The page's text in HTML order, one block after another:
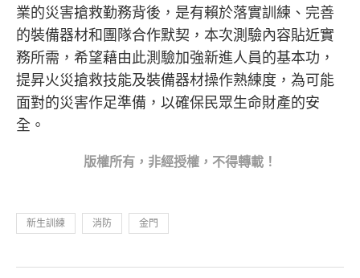
業的災害搶救勤務背後，是有賴於落實訓練、完善
的裝備器材和團隊合作默契，本次測驗內容貼近實
務所需，希望藉由此測驗加強新進人員的基本功，
提昇火災搶救技能及裝備器材操作熟練度，為可能
面對的災害作足準備，以確保民眾生命財產的安
全。
版權所有，非經授權，不得轉載！
新生訓練 消防 金門